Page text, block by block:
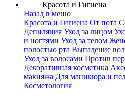
Красота и Гигиена
Назад в меню
Красота и Гигиена От пота
Депиляция Уход за лицом
и ногтями Уход за телом
полостью рта Выпадение
Уход за волосами Против
Декоративная косметика
макияжа Для маникюра и
Косметология